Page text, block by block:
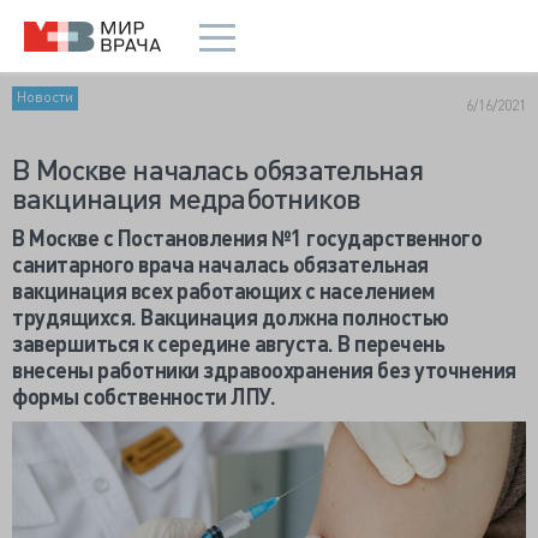
Новости 6/16/2021
В Москве началась обязательная
вакцинация медработников
В Москве с Постановления №1 государственного
санитарного врача началась обязательная
вакцинация всех работающих с населением
трудящихся. Вакцинация должна полностью
завершиться к середине августа. В перечень
внесены работники здравоохранения без уточнения
формы собственности ЛПУ.